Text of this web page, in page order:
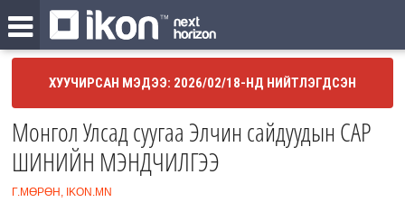
ХУУЧИРСАН МЭДЭЭ: 2026/02/18-НД НИЙТЛЭГДСЭН
Монгол Улсад суугаа Элчин сайдуудын САР
ШИНИЙН МЭНДЧИЛГЭЭ
Г.МӨРӨН, IKON.MN